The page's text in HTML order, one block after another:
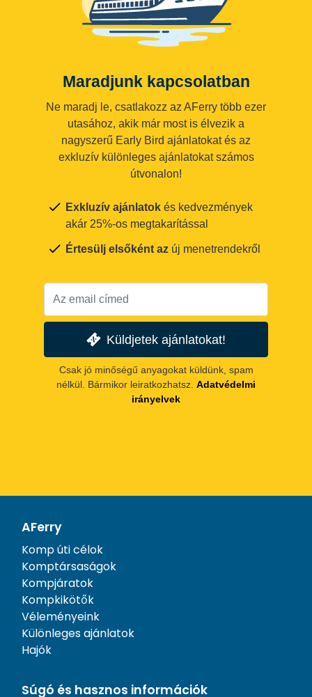
Maradjunk kapcsolatban
Ne maradj le, csatlakozz az AFerry több ezer
utasához, akik már most is élvezik a
nagyszerű Early Bird ajánlatokat és az
exkluzív különleges ajánlatokat számos
útvonalon!
Exkluzív ajánlatok és kedvezmények
akár 25%-os megtakarítással
Értesülj elsőként az új menetrendekről
Küldjetek ajánlatokat!
Csak jó minőségű anyagokat küldünk, spam
nélkül. Bármikor leiratkozhatsz. Adatvédelmi
irányelvek
AFerry
Komp úti célok
Komptársaságok
Kompjáratok
Kompkikötők
Véleményeink
Különleges ajánlatok
Hajók
Súgó és hasznos információk